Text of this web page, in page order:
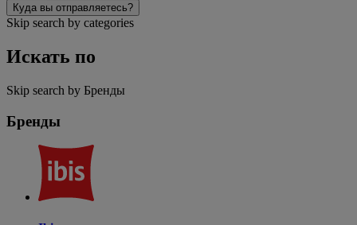
Куда вы отправляетесь?
Skip search by categories
Искать по
Skip search by Бренды
Бренды